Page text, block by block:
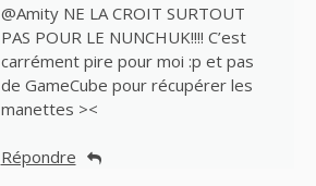
@Amity NE LA CROIT SURTOUT
PAS POUR LE NUNCHUK!!!! C’est
carrément pire pour moi :p et pas
de GameCube pour récupérer les
manettes ><
Répondre